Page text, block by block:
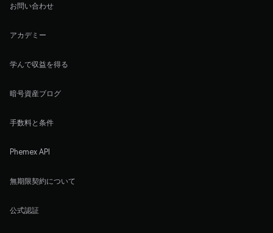
お問い合わせ
アカデミー
学んで収益を得る
暗号資産ブログ
手数料と条件
Phemex API
無期限契約について
公式認証